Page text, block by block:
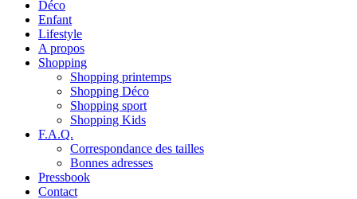
Déco
Enfant
Lifestyle
A propos
Shopping
Shopping printemps
Shopping Déco
Shopping sport
Shopping Kids
F.A.Q.
Correspondance des tailles
Bonnes adresses
Pressbook
Contact